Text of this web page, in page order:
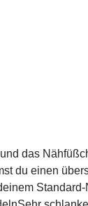
das
du einen